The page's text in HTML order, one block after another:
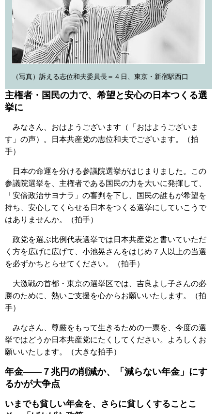
（写真）訴える志位和夫委員長＝４日、東京・新宿駅西口
主権者・国民の力で、希望と安心の日本つくる選
挙に
みなさん、おはようございます（「おはようございま
す」の声）。日本共産党の志位和夫でございます。（拍
手）
日本の命運を分ける参議院選挙がはじまりました。この
参議院選挙を、主権者である国民の力を大いに発揮して、
「安倍政治サヨナラ」の審判を下し、国民の誰もが希望を
持ち、安心してくらせる日本をつくる選挙にしていこうで
はありませんか。（拍手）
政党を選ぶ比例代表選挙では日本共産党と書いていただ
く方を広げに広げて、小池晃さんをはじめ７人以上の当選
を必ずかちとらせてください。（拍手）
大激戦の首都・東京の選挙区では、吉良よし子さんの必
勝のために、熱いご支援を心からお願いいたします。（拍
手）
みなさん、尊厳をもって生きるための一票を、今度の選
挙ではどうか日本共産党にたくしてください。よろしくお
願いいたします。（大きな拍手）
年金――７兆円の削減か、「減らない年金」にす
るかが大争点
いまでも貧しい年金を、さらに貧しくすることこ